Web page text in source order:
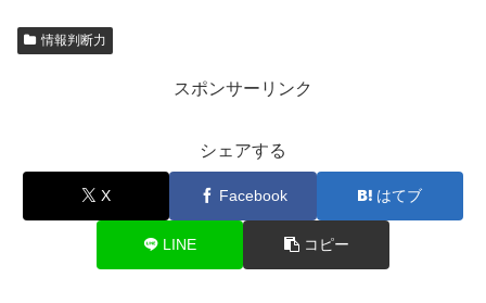
情報判断力
スポンサーリンク
シェアする
X Facebook はてブ
LINE コピー